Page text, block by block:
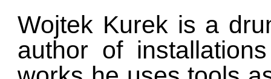
Wojtek Kurek is a
author of